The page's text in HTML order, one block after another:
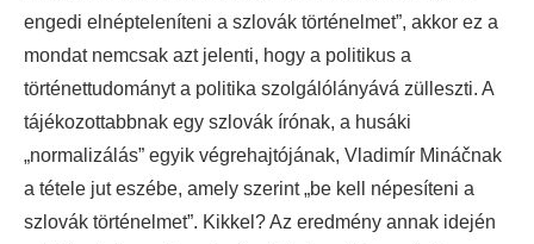
engedi elnépteleníteni a szlovák történelmet”, akkor ez a
mondat nemcsak azt jelenti, hogy a politikus a
történettudományt a politika szolgálólányává zülleszti. A
tájékozottabbnak egy szlovák írónak, a husáki
„normalizálás” egyik végrehajtójának, Vladimír Mináčnak
a tétele jut eszébe, amely szerint „be kell népesíteni a
szlovák történelmet”. Kikkel? Az eredmény annak idején